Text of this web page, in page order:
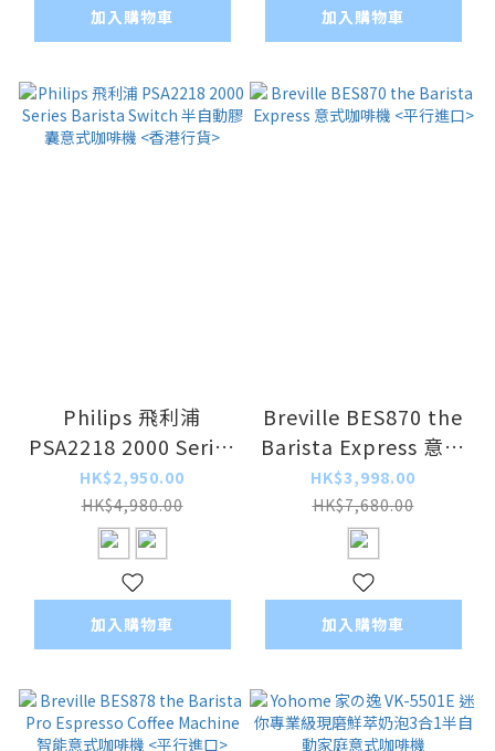
加入購物車 加入購物車
Philips 飛利浦
PSA2218 2000 Series
Barista Switch 半自
動膠囊意式咖啡機 <香
港行貨>
HK$2,950.00
HK$4,980.00
加入購物車
Breville BES870 the
Barista Express 意式
咖啡機 <平行進口>
HK$3,998.00
HK$7,680.00
加入購物車